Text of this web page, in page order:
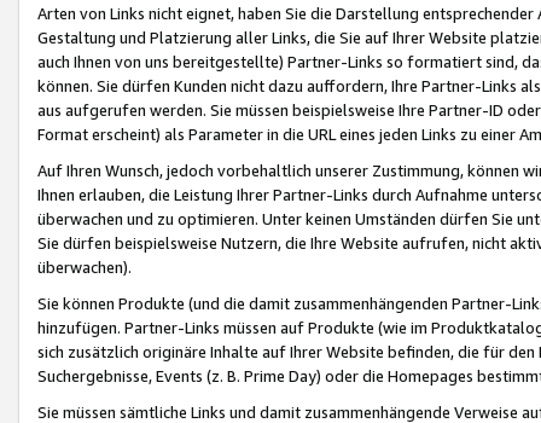
Arten von Links nicht eignet, haben Sie die Darstellung
Gestaltung und Platzierung aller Links, die Sie auf Ihrer Website
auch Ihnen von uns bereitgestellte) Partner-Links so formatiert sind,
können. Sie dürfen Kunden nicht dazu auffordern, Ihre Partner-Links
aus aufgerufen werden. Sie müssen beispielsweise Ihre Partner-ID
Format erscheint) als Parameter in die URL eines jeden Links zu einer
Auf Ihren Wunsch, jedoch vorbehaltlich unserer Zustimmung, können
Ihnen erlauben, die Leistung Ihrer Partner-Links durch Aufnahme
überwachen und zu optimieren. Unter keinen Umständen dürfen Sie
Sie dürfen beispielsweise Nutzern, die Ihre Website aufrufen, nicht
überwachen).
Sie können Produkte (und die damit zusammenhängenden Partner-
hinzufügen. Partner-Links müssen auf Produkte (wie im
sich zusätzlich originäre Inhalte auf Ihrer Website befinden, die für
Suchergebnisse, Events (z. B. Prime Day) oder die Homepages
Sie müssen sämtliche Links und damit zusammenhängende